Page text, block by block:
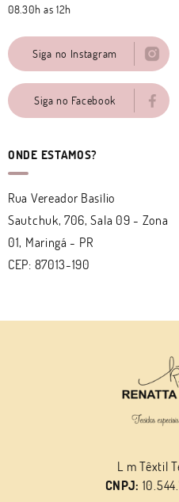
08.30h as 12h
Siga no Instagram
Siga no Facebook
ONDE ESTAMOS?
Rua Vereador Basílio
Sautchuk, 706, Sala 09 - Zona
01, Maringá - PR
CEP: 87013-190
L m Têxtil
CNPJ: